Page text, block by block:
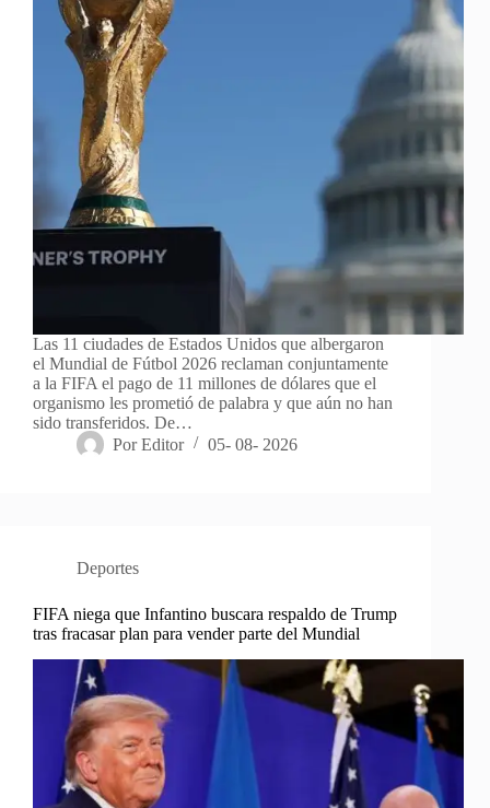
Las 11 ciudades de Estados Unidos que albergaron
el Mundial de Fútbol 2026 reclaman conjuntamente
a la FIFA el pago de 11 millones de dólares que el
organismo les prometió de palabra y que aún no han
sido transferidos. De…
Por Editor 05- 08- 2026
Deportes
FIFA niega que Infantino buscara respaldo de Trump
tras fracasar plan para vender parte del Mundial